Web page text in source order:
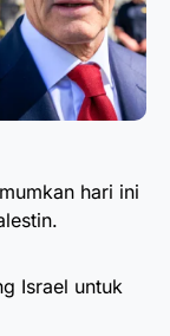
hari ini
Israel untuk